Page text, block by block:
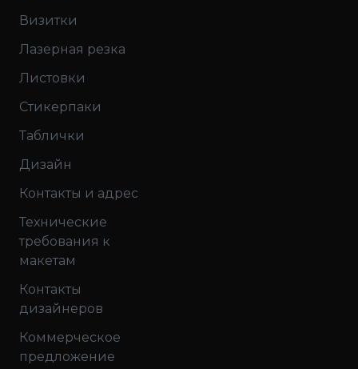
Визитки
Лазерная резка
Листовки
Стикерпаки
Таблички
Дизайн
Контакты и адрес
Технические
требования к
макетам
Контакты
дизайнеров
Коммерческое
предложение